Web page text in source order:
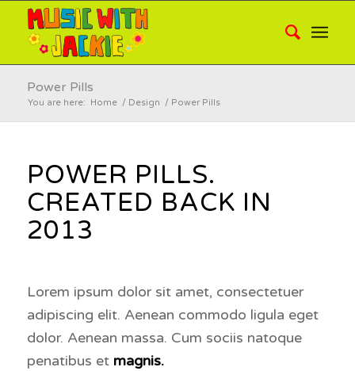
Power Pills
You are here: Home / Design / Power Pills
POWER PILLS.
CREATED BACK IN
2013
Lorem ipsum dolor sit amet, consectetuer
adipiscing elit. Aenean commodo ligula eget
dolor. Aenean massa. Cum sociis natoque
penatibus et magnis.